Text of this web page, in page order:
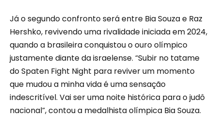
Já o segundo confronto será entre Bia Souza e Raz
Hershko, revivendo uma rivalidade iniciada em 2024,
quando a brasileira conquistou o ouro olímpico
justamente diante da israelense. “Subir no tatame
do Spaten Fight Night para reviver um momento
que mudou a minha vida é uma sensação
indescritível. Vai ser uma noite histórica para o judô
nacional”, contou a medalhista olímpica Bia Souza.